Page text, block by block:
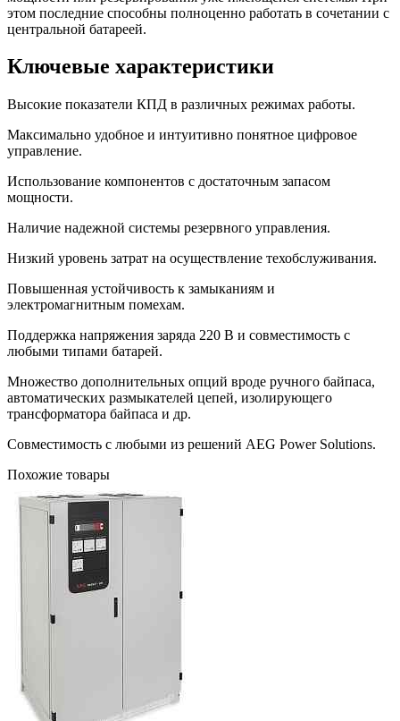
этом последние способны полноценно работать в сочетании с
центральной батареей.
Ключевые характеристики
Высокие показатели КПД в различных режимах работы.
Максимально удобное и интуитивно понятное цифровое
управление.
Использование компонентов с достаточным запасом
мощности.
Наличие надежной системы резервного управления.
Низкий уровень затрат на осуществление техобслуживания.
Повышенная устойчивость к замыканиям и
электромагнитным помехам.
Поддержка напряжения заряда 220 В и совместимость с
любыми типами батарей.
Множество дополнительных опций вроде ручного байпаса,
автоматических размыкателей цепей, изолирующего
трансформатора байпаса и др.
Совместимость с любыми из решений AEG Power Solutions.
Похожие товары